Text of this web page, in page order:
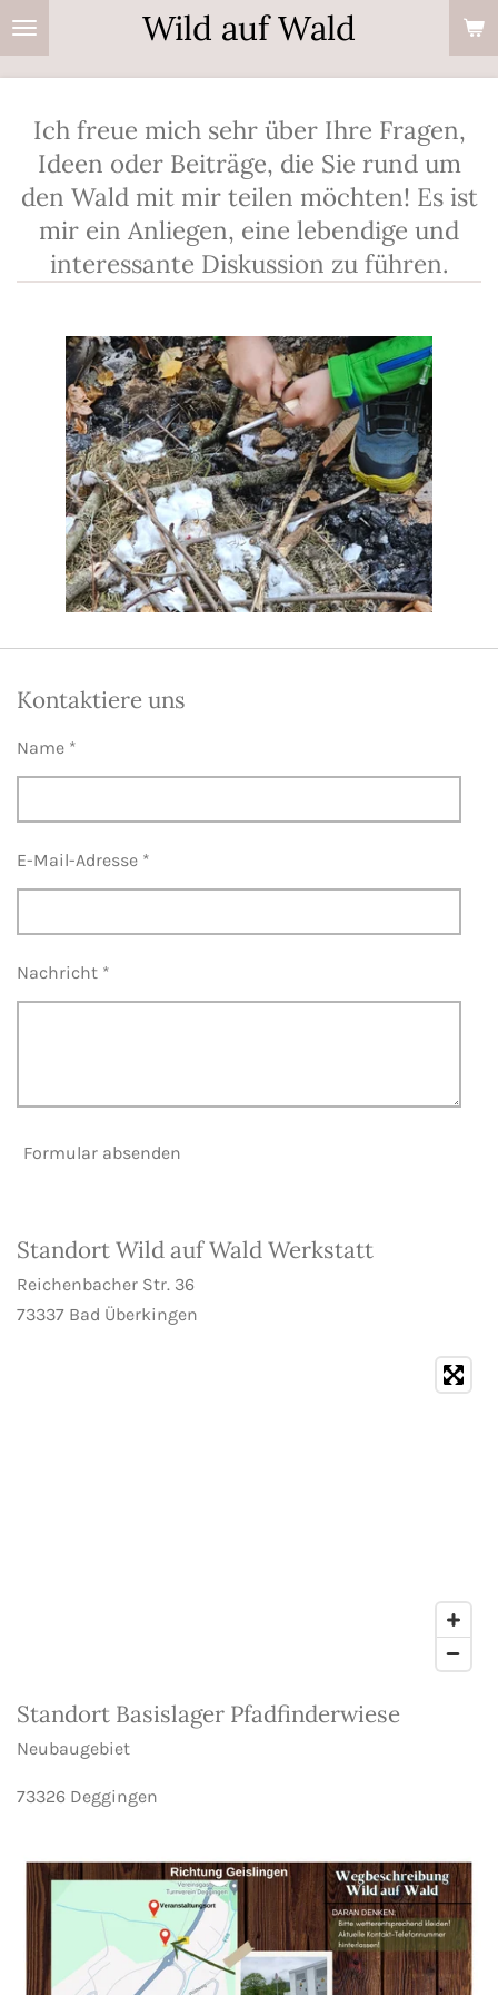
Zum
Hauptinhalt
Wild auf Wald
Ich freue mich sehr über Ihre Fragen,
Ideen oder Beiträge, die Sie rund um
den Wald mit mir teilen möchten! Es ist
mir ein Anliegen, eine lebendige und
interessante Diskussion zu führen.
Kontaktiere uns
Name *
E-Mail-Adresse *
Nachricht *
Formular absenden
Standort Wild auf Wald Werkstatt
Reichenbacher Str. 36
73337 Bad Überkingen
Standort Basislager Pfadfinderwiese
Neubaugebiet
73326 Deggingen